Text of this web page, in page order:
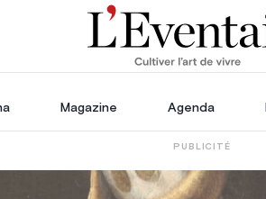
Magazine Agenda
PUBLICITÉ